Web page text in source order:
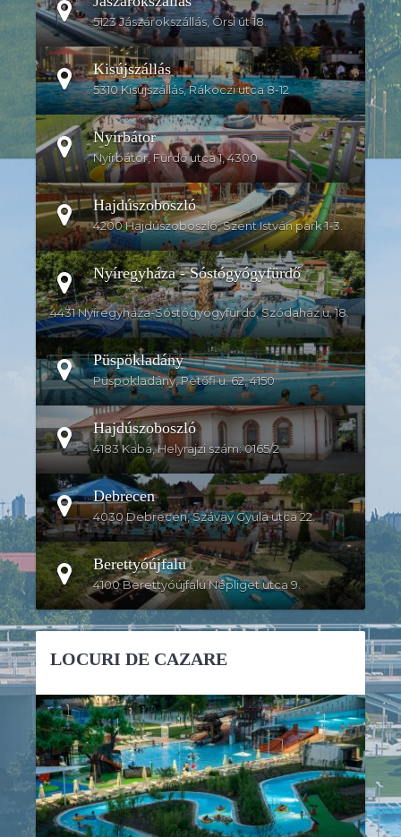
5123 Jászárokszállás, Örsi út 18.
Kisújszállás
5310 Kisújszállás, Rákoczi utca 8-12
Nyírbátor
Nyírbátor, Fürdő utca 1, 4300
Hajdúszoboszló
4200 Hajdúszoboszló, Szent István park 1-3.
Nyíregyháza - Sóstógyógyfürdő
4431 Nyíregyháza-Sóstógyógyfürdő, Szódaház u. 18.
Püspökladány
Püspökladány, Petőfi u. 62, 4150
Hajdúszoboszló
4183 Kaba, Helyrajzi szám: 0165/2
Debrecen
4030 Debrecen, Szávay Gyula utca 22.
Berettyóújfalu
4100 Berettyóújfalu Népliget utca 9.
LOCURI DE CAZARE
DETALII